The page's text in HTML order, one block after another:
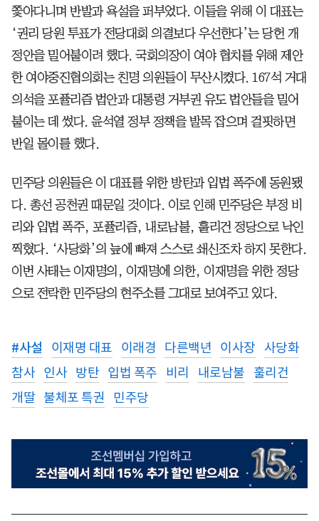
쫓아다니며 반발과 욕설을 퍼부었다. 이들을 위해 이 대표는
‘권리 당원 투표가 전당대회 의결보다 우선한다’는 당헌 개
정안을 밀어붙이려 했다. 국회의장이 여야 협치를 위해 제안
한 여야중진협의회는 친명 의원들이 무산시켰다. 167석 거대
의석을 포퓰리즘 법안과 대통령 거부권 유도 법안들을 밀어
붙이는 데 썼다. 윤석열 정부 정책을 발목 잡으며 걸핏하면
반일 몰이를 했다.
민주당 의원들은 이 대표를 위한 방탄과 입법 폭주에 동원됐
다. 총선 공천권 때문일 것이다. 이로 인해 민주당은 부정 비
리와 입법 폭주, 포퓰리즘, 내로남불, 훌리건 정당으로 낙인
찍혔다. ‘사당화’의 늪에 빠져 스스로 쇄신조차 하지 못한다.
이번 사태는 이재명의, 이재명에 의한, 이재명을 위한 정당
으로 전락한 민주당의 현주소를 그대로 보여주고 있다.
#사설 이재명 대표 이래경 다른백년 이사장
사당화
참사 인사 방탄 입법 폭주 비리 내로남불
훌리건
개딸 불체포 특권 민주당